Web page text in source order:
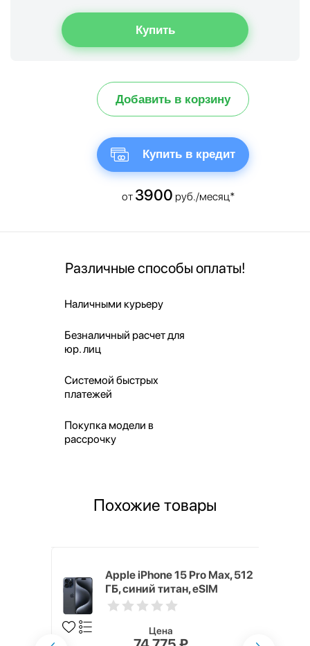
Добавить в корзину
Купить в кредит
от 3900 руб./месяц*
Различные способы оплаты!
Наличными курьеру
Безналичный расчет для
юр. лиц
Системой быстрых
платежей
Покупка модели в
рассрочку
Похожие товары
Apple iPhone 15 Pro Max, 512
ГБ, синий титан, eSIM
Цена